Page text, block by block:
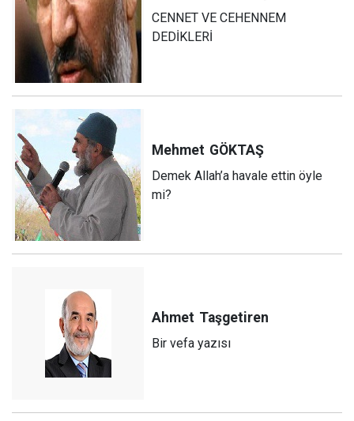
CENNET VE CEHENNEM
DEDİKLERİ
Mehmet GÖKTAŞ
Demek Allah’a havale ettin öyle
mi?
Ahmet Taşgetiren
Bir vefa yazısı